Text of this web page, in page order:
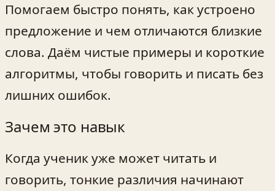
Помогаем быстро понять, как устроено
предложение и чем отличаются близкие
слова. Даём чистые примеры и короткие
алгоритмы, чтобы говорить и писать без
лишних ошибок.
Зачем это навык
Когда ученик уже может читать и
говорить, тонкие различия начинают